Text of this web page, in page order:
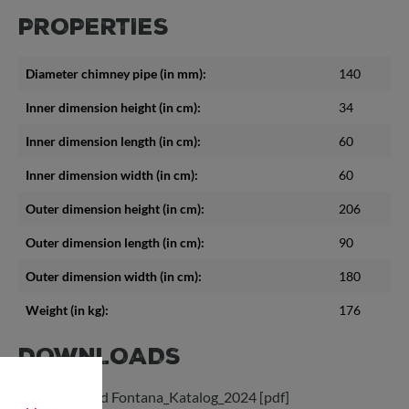
PROPERTIES
Diameter chimney pipe (in mm): 140
Inner dimension height (in cm): 34
Inner dimension length (in cm): 60
Inner dimension width (in cm): 60
Outer dimension height (in cm): 206
Outer dimension length (in cm): 90
Outer dimension width (in cm): 180
Weight (in kg): 176
DOWNLOADS
Download Fontana_Katalog_2024 [pdf]